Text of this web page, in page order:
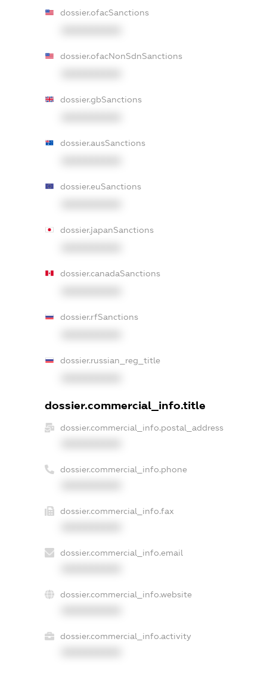
dossier.ofacSanctions
dossier.ofacNonSdnSanctions
dossier.gbSanctions
dossier.ausSanctions
dossier.euSanctions
dossier.japanSanctions
dossier.canadaSanctions
dossier.rfSanctions
dossier.russian_reg_title
dossier.commercial_info.title
dossier.commercial_info.postal_address
dossier.commercial_info.phone
dossier.commercial_info.fax
dossier.commercial_info.email
dossier.commercial_info.website
dossier.commercial_info.activity